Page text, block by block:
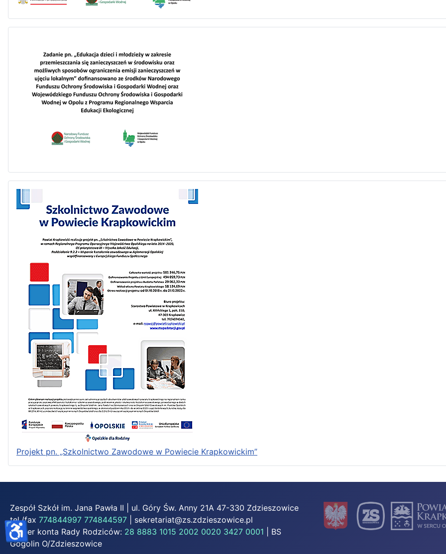
Projekt pn. „Szkolnictwo Zawodowe w Powiecie Krapkowickim”
Zespół Szkół im. Jana Pawła II | ul. Góry Św. Anny 21A 47-330 Zdzieszowice
tel./fax 774844997 774844597
sekretariat@zs.zdzieszowice.pl
Numer konta Rady Rodziców: 28 8883 1015 2002 0020 3427 0001 | BS
Gogolin O/Zdzieszowice